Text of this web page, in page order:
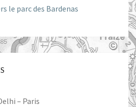
le parc des Bardenas
– Paris